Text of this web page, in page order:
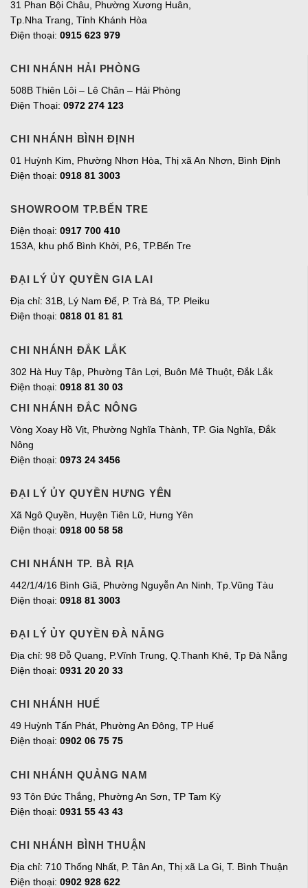
31 Phan Bội Châu, Phường Xương Huân,
Tp.Nha Trang, Tỉnh Khánh Hòa
Điện thoại: 0915 623 979
CHI NHÁNH HẢI PHÒNG
508B Thiên Lôi – Lê Chân – Hải Phòng
Điện Thoại: 0972 274 123
CHI NHÁNH BÌNH ĐỊNH
01 Huỳnh Kim, Phường Nhơn Hòa, Thị xã An Nhơn, Bình Định
Điện thoại: 0918 81 3003
SHOWROOM TP.BẾN TRE
Điện thoại: 0917 700 410
153A, khu phố Bình Khởi, P.6, TP.Bến Tre
ĐẠI LÝ ỦY QUYỀN GIA LAI
Địa chỉ: 31B, Lý Nam Đế, P. Trà Bá, TP. Pleiku
Điện thoại: 0818 01 81 81
CHI NHÁNH ĐẮK LẮK
302 Hà Huy Tập, Phường Tân Lợi, Buôn Mê Thuột, Đắk Lắk
Điện thoại: 0918 81 30 03
CHI NHÁNH ĐẮC NÔNG
Vòng Xoay Hồ Vịt, Phường Nghĩa Thành, TP. Gia Nghĩa, Đắk
Nông
Điện thoại: 0973 24 3456
ĐẠI LÝ ỦY QUYỀN HƯNG YÊN
Xã Ngô Quyền, Huyện Tiên Lữ, Hưng Yên
Điện thoại: 0918 00 58 58
CHI NHÁNH TP. BÀ RỊA
442/1/4/16 Bình Giã, Phường Nguyễn An Ninh, Tp.Vũng Tàu
Điện thoại: 0918 81 3003
ĐẠI LÝ ỦY QUYỀN ĐÀ NẴNG
Địa chỉ: 98 Đỗ Quang, P.Vĩnh Trung, Q.Thanh Khê, Tp Đà Nẵng
Điện thoại: 0931 20 20 33
CHI NHÁNH HUẾ
49 Huỳnh Tấn Phát, Phường An Đông, TP Huế
Điện thoại: 0902 06 75 75
CHI NHÁNH QUẢNG NAM
93 Tôn Đức Thắng, Phường An Sơn, TP Tam Kỳ
Điện thoại: 0931 55 43 43
CHI NHÁNH BÌNH THUẬN
Địa chỉ: 710 Thống Nhất, P. Tân An, Thị xã La Gi, T. Bình Thuận
Điện thoại: 0902 928 622